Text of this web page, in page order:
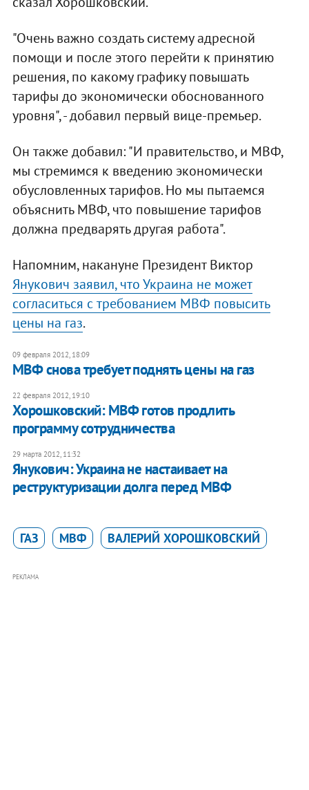
"Очень важно создать систему адресной
помощи и после этого перейти к принятию
решения, по какому графику повышать
тарифы до экономически обоснованного
уровня", - добавил первый вице-премьер.
Он также добавил: "И правительство, и МВФ,
мы стремимся к введению экономически
обусловленных тарифов. Но мы пытаемся
объяснить МВФ, что повышение тарифов
должна предварять другая работа".
Напомним, накануне Президент Виктор
Янукович заявил, что Украина не может
согласиться с требованием МВФ повысить
цены на газ.
09 февраля 2012, 18:09
МВФ снова требует поднять цены на газ
22 февраля 2012, 19:10
Хорошковский: МВФ готов продлить
программу сотрудничества
29 марта 2012, 11:32
Янукович: Украина не настаивает на
реструктуризации долга перед МВФ
ГАЗ МВФ ВАЛЕРИЙ ХОРОШКОВСКИЙ
РЕКЛАМА